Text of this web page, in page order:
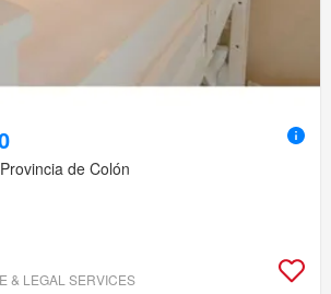
de Colón
& LEGAL SERVICES